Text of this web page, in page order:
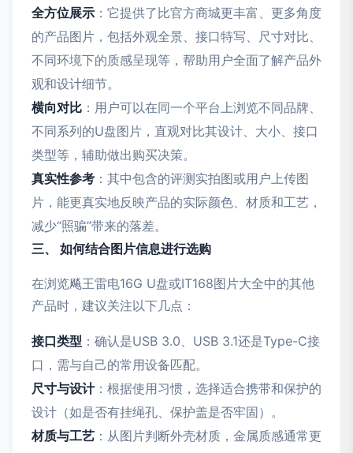
全方位展示 ：它提供了比官方商城更丰富、更多角度
的产品图片，包括外观全景、接口特写、尺寸对比、
不同环境下的质感呈现等，帮助用户全面了解产品外
观和设计细节。
横向对比 ：用户可以在同一个平台上浏览不同品牌、
不同系列的U盘图片，直观对比其设计、大小、接口
类型等，辅助做出购买决策。
真实性参考 ：其中包含的评测实拍图或用户上传图
片，能更真实地反映产品的实际颜色、材质和工艺，
减少“照骗”带来的落差。
三、 如何结合图片信息进行选购
在浏览飚王雷电16G U盘或IT168图片大全中的其他
产品时，建议关注以下几点：
接口类型 ：确认是USB 3.0、USB 3.1还是Type-C接
口，需与自己的常用设备匹配。
尺寸与设计：根据使用习惯，选择适合携带和保护的
设计（如是否有挂绳孔、保护盖是否牢固）。
材质与工艺 ：从图片判断外壳材质，金属质感通常更